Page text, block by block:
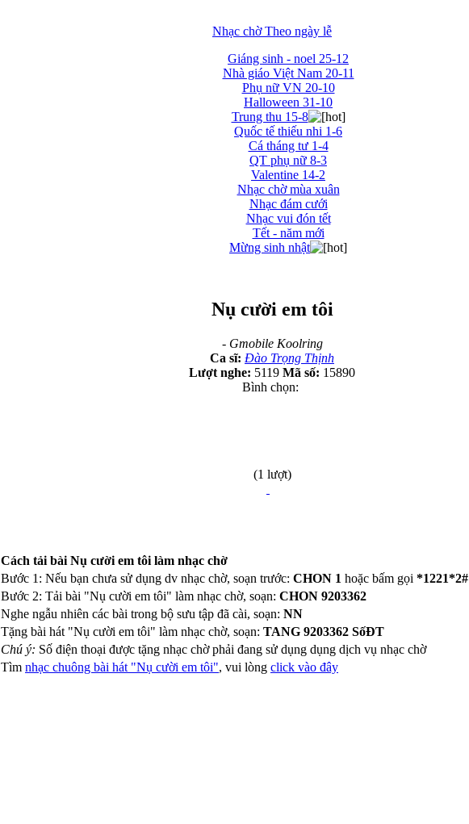
Nhạc chờ Theo ngày lễ
Giáng sinh - noel 25-12
Nhà giáo Việt Nam 20-11
Phụ nữ VN 20-10
Halloween 31-10
Trung thu 15-8
Quốc tế thiếu nhi 1-6
Cá tháng tư 1-4
QT phụ nữ 8-3
Valentine 14-2
Nhạc chờ mùa xuân
Nhạc đám cưới
Nhạc vui đón tết
Tết - năm mới
Mừng sinh nhật
Nụ cười em tôi
- Gmobile Koolring
Ca sĩ: Đào Trọng Thịnh
Lượt nghe: 5119 Mã số: 15890
Bình chọn:
(1 lượt)
Cách tải bài Nụ cười em tôi làm nhạc chờ
Bước 1: Nếu bạn chưa sử dụng dv nhạc chờ, soạn trước: CHON 1 hoặc bấm gọi *1221*2#
Bước 2: Tải bài "Nụ cười em tôi" làm nhạc chờ, soạn: CHON 9203362
Nghe ngẫu nhiên các bài trong bộ sưu tập đã cài, soạn: NN
Tặng bài hát "Nụ cười em tôi" làm nhạc chờ, soạn: TANG 9203362 SốĐT
Chú ý: Số điện thoại được tặng nhạc chờ phải đang sử dụng dụng dịch vụ nhạc chờ
Tìm nhạc chuông bài hát "Nụ cười em tôi", vui lòng click vào đây